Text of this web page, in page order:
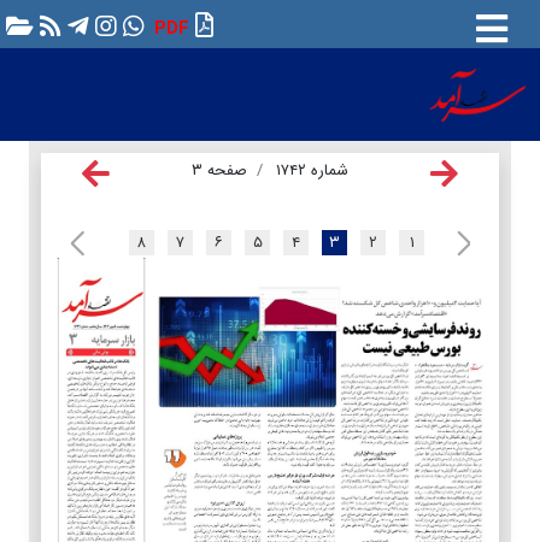
PDF
شماره ۱۷۴۲ صفحه ۳
۱ ۲ ۳ ۴ ۵ ۶ ۷ ۸